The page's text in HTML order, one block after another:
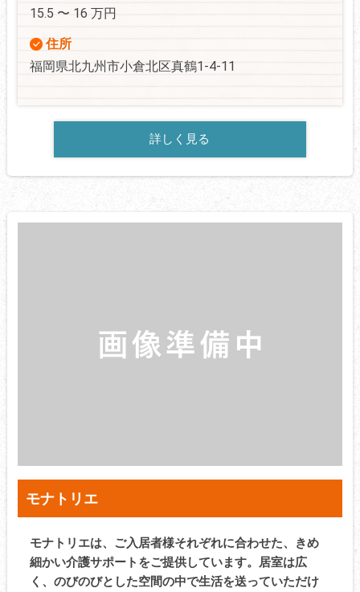
15.5 〜 16 万円
住所
福岡県北九州市小倉北区真鶴1-4-11
詳しく見る
モナトリエ
モナトリエは、ご入居者様それぞれに合わせた、きめ
細かい介護サポートをご提供しています。居室は広
く、のびのびとした空間の中で生活を送っていただけ